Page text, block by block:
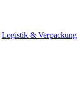
Logistik & Verpackung